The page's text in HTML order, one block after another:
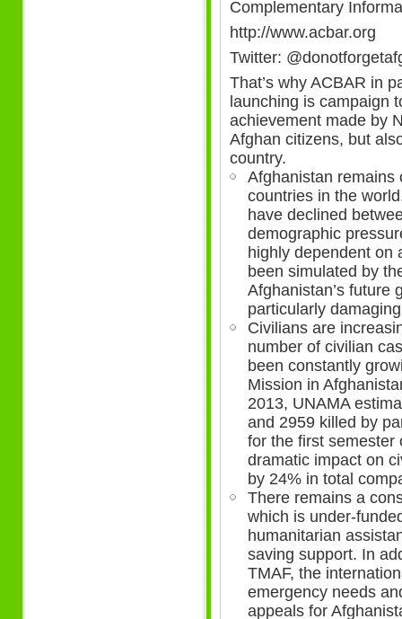
Complementary
http://www.acbar.org
Twitter:
That’s why ACBAR in
launching is campaign
achievement made by
Afghan citizens, but
country.
Afghanistan remains
countries in the
have declined
demographic
highly dependent on
been simulated by
Afghanistan’s future
particularly
Civilians are
number of civilian
been constantly
Mission in
2013, UNAMA
and 2959 killed by
for the first semester
dramatic impact on
by 24% in total
There remains a
which is under-
humanitarian
saving support. In
TMAF, the
emergency needs
appeals for